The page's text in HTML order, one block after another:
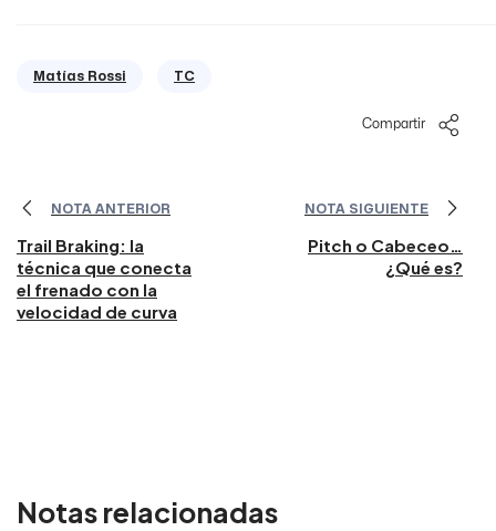
Matías Rossi TC
Compartir
NOTA ANTERIOR
Trail Braking: la
técnica que conecta
el frenado con la
velocidad de curva
NOTA SIGUIENTE
Pitch o Cabeceo…
¿Qué es?
Notas relacionadas